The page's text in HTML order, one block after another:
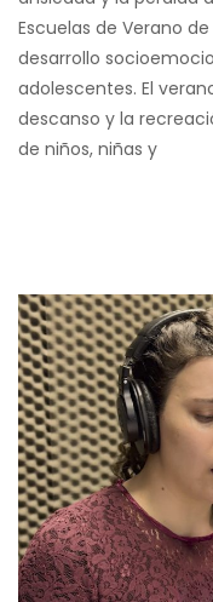
Escuelas de Verano
desarrollo
adolescentes. El
descanso y la
de niños, niñas y